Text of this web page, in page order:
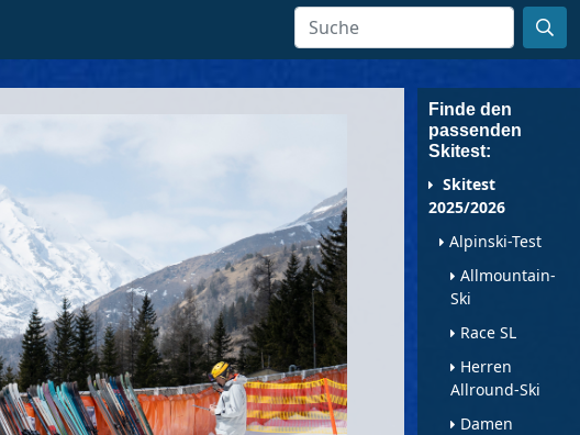
Finde den
passenden
Skitest:
Skitest
2025/2026
Alpinski-Test
Allmountain-
Ski
Race SL
Herren
Allround-Ski
Damen